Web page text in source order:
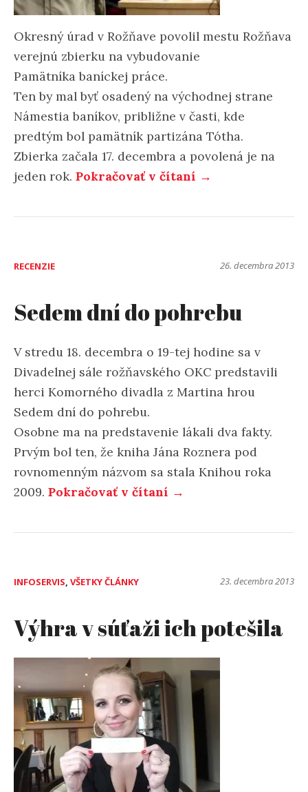
Okresný úrad v Rožňave povolil mestu Rožňava
verejnú zbierku na vybudovanie
Pamätníka baníckej práce.
Ten by mal byť osadený na východnej strane
Námestia baníkov, približne v časti, kde
predtým bol pamätník partizána Tótha.
Zbierka začala 17. decembra a povolená je na
jeden rok. Pokračovať v čítaní →
RECENZIE 26. decembra 2013
Sedem dní do pohrebu
V stredu 18. decembra o 19-tej hodine sa v
Divadelnej sále rožňavského OKC predstavili
herci Komorného divadla z Martina hrou
Sedem dní do pohrebu.
Osobne ma na predstavenie lákali dva fakty.
Prvým bol ten, že kniha Jána Roznera pod
rovnomenným názvom sa stala Knihou roka
2009. Pokračovať v čítaní →
INFOSERVIS, VŠETKY ČLÁNKY 23. decembra 2013
Výhra v súťaži ich potešila